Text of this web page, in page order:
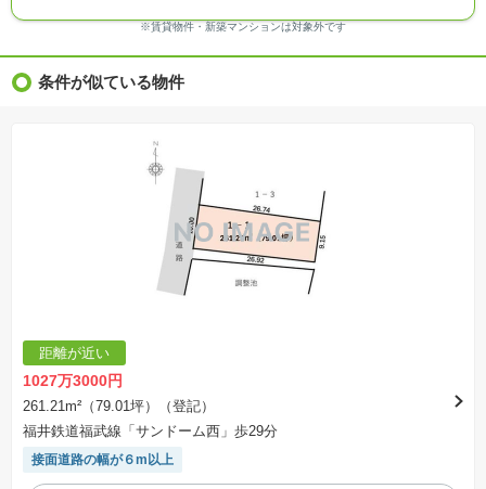
※ＣＧ合成の画像の場合、実際とは多少異なる場合があります。
※物件特徴：販売戸数が複数の物件は、全ての住戸に該当しない項目もあります。
※価格更新：物件価格が変更された日から１週間表示されます。
※建築条件土地の情報内に掲載されている、建物プラン例は、土地購入者の設計プランの参考
の一例であって、プランの採用可否は任意です。
※土地（建築条件なし）で「建物プラン例」が表記してある時、そのプラン例は特定の建築請
負会社によるもので、当該建築請負会社以外で建てた場合、同様のものが同価格で建てられる
とは限りません。また建築請負会社を特定するものではありません。
※建築条件付き土地とは、その土地に建築する建物の建築請負契約が、一定期間内に成立する
ことを条件として売買される土地のことをいいます。建築請負契約成立に向けて設計プランを
協議するため、土地購入者が自己の希望する建物の設計協議をするために必要な相当の期間の
交渉期間が設定され、その期間内で希望を満たすプランが実現できたかどうかにより結論を出
します。なお、この期間は概ね3ヶ月程度とされています。納得のいくプランが出来ず、建築請
負契約が成立しない場合、土地売買契約は白紙に戻り、土地契約にかかった代金（土地代金、
※「本体価格」とは、課税対象物件においては「消費税を除いた建物価格」と「土地価格」の
合計額を指します。
表示されておりません。
※取引にかかる費用：物件の契約手続き、決済、引き渡し時にかかる費用を表示しています。
不動産会社によって表記有無が異なるため、ご自身で十分な確認をしていただくようにお願い
いたします。
場合があります。
※賃貸物件・新築マンションは対象外です
条件が似ている物件
距離が近い
1027万3000円
261.21m²（79.01坪）（登記）
福井鉄道福武線「サンドーム西」歩29分
接面道路の幅が６m以上